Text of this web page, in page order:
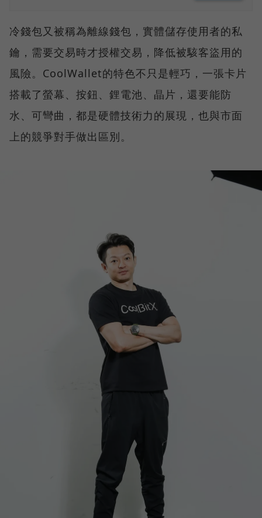
冷錢包又被稱為離線錢包，實體儲存使用者的私
鑰，需要交易時才授權交易，降低被駭客盜用的
風險。CoolWallet的特色不只是輕巧，一張卡片
搭載了螢幕、按鈕、鋰電池、晶片，還要能防
水、可彎曲，都是硬體技術力的展現，也與市面
上的競爭對手做出區別。